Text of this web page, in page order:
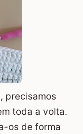
precisamos
toda a volta.
os de forma